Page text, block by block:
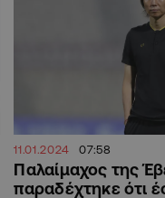
11.01.2024 07:58
Παλαίμαχος της
παραδέχτηκε ότι